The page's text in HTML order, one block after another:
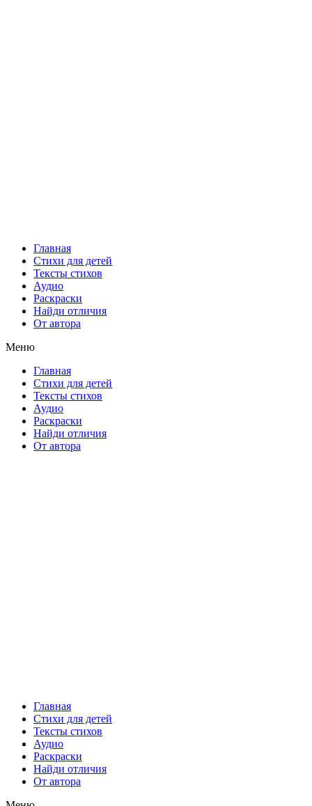
Главная
Стихи для детей
Тексты стихов
Аудио
Раскраски
Найди отличия
От автора
Меню
Главная
Стихи для детей
Тексты стихов
Аудио
Раскраски
Найди отличия
От автора
Главная
Стихи для детей
Тексты стихов
Аудио
Раскраски
Найди отличия
От автора